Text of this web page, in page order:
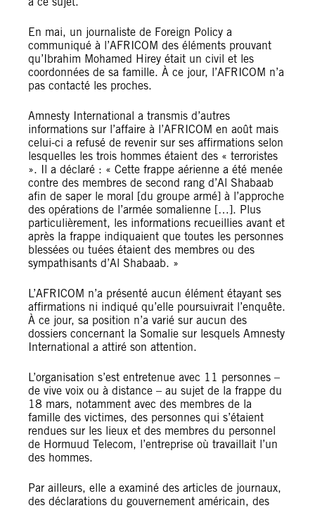
En mai, un journaliste de Foreign Policy a
communiqué à l’AFRICOM des éléments prouvant
qu’Ibrahim Mohamed Hirey était un civil et les
coordonnées de sa famille. À ce jour, l’AFRICOM n’a
pas contacté les proches.
Amnesty International a transmis d’autres
informations sur l’affaire à l’AFRICOM en août mais
celui-ci a refusé de revenir sur ses affirmations selon
lesquelles les trois hommes étaient des « terroristes
». Il a déclaré : « Cette frappe aérienne a été menée
contre des membres de second rang d’Al Shabaab
afin de saper le moral [du groupe armé] à l’approche
des opérations de l’armée somalienne […]. Plus
particulièrement, les informations recueillies avant et
après la frappe indiquaient que toutes les personnes
blessées ou tuées étaient des membres ou des
sympathisants d’Al Shabaab. »
L’AFRICOM n’a présenté aucun élément étayant ses
affirmations ni indiqué qu’elle poursuivrait l’enquête.
À ce jour, sa position n’a varié sur aucun des
dossiers concernant la Somalie sur lesquels Amnesty
International a attiré son attention.
L’organisation s’est entretenue avec 11 personnes –
de vive voix ou à distance – au sujet de la frappe du
18 mars, notamment avec des membres de la
famille des victimes, des personnes qui s’étaient
rendues sur les lieux et des membres du personnel
de Hormuud Telecom, l’entreprise où travaillait l’un
des hommes.
Par ailleurs, elle a examiné des articles de journaux,
des déclarations du gouvernement américain, des